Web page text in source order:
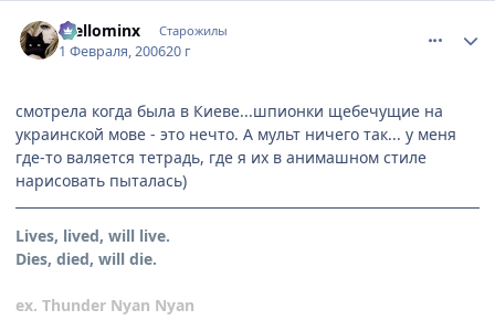
mellominx Старожилы
1 Февраля, 200620 г
смотрела когда была в Киеве...шпионки щебечущие на
украинской мове - это нечто. А мульт ничего так... у меня
где-то валяется тетрадь, где я их в анимашном стиле
нарисовать пыталась)
Lives, lived, will live.
Dies, died, will die.
ex. Thunder Nyan Nyan